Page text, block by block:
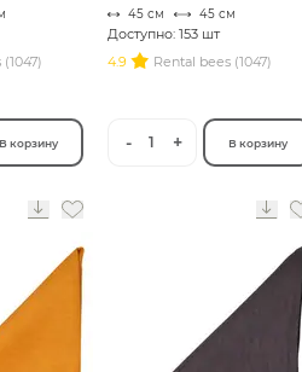
В корзину
45 см 45 см
Доступно: 153 шт
4.9
Rental bees (1047)
- 1 + В корзину